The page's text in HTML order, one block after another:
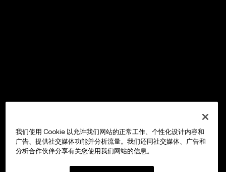
我们使用 Cookie 以允许我们网站的正常工作、个性化设计内容和
广告、提供社交媒体功能并分析流量。我们还同社交媒体、广告和
分析合作伙伴分享有关您使用我们网站的信息。